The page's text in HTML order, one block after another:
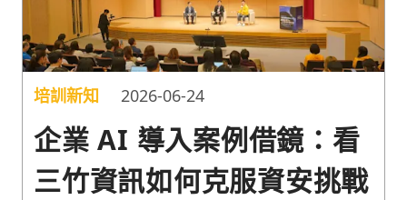
培訓新知 2026-06-24
企業 AI 導入案例借鏡：看
三竹資訊如何克服資安挑戰